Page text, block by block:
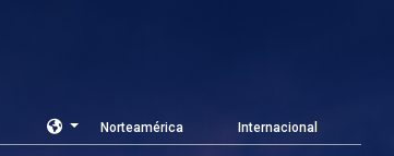
Norteamérica Internacional